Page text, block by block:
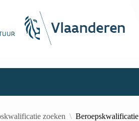
zoeken Beroepskwalificatie